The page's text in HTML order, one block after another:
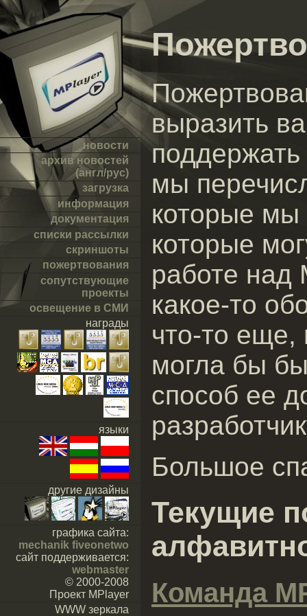
новости
архив новостей
(англ/рус)
загрузка
информация
документация
списки рассылки
скриншоты
пожертвования
сопутствующие
проекты
освещение в СМИ
награды
языки
другие дизайны
графика сайта:
mechanik fiveonetwo
сайт поддерживается:
webmaster
© 2000-2008
Проект MPlayer
WWW зеркала
выразить
мы
которые мы
которые
работе над
какое-то
что-то еще,
могла бы
способ ее
Большое
Текущие
Команда